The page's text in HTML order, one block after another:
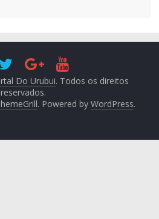
Do Urubui. Todos os direitos
reservados.
. Powered byWordPress.